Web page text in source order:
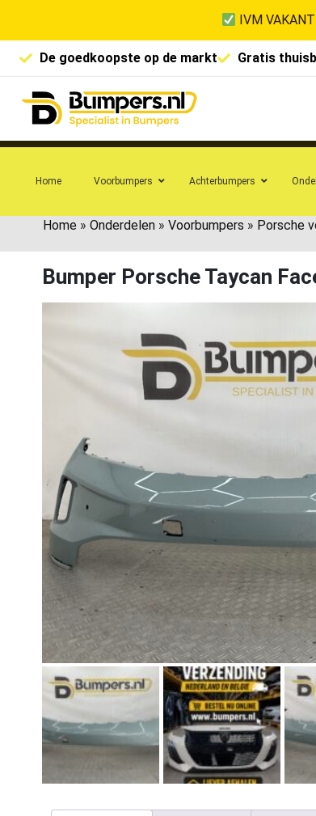
IVM
De goedkoopste op de markt Gratis
Home Voorbumpers Achterbumpers
Home » Onderdelen » Voorbumpers » Porsche
Bumper Porsche Taycan